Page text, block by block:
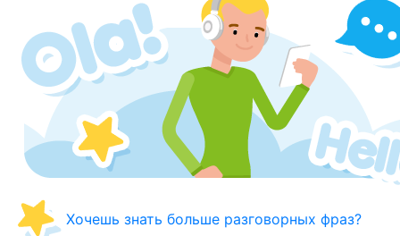
Хочешь знать больше разговорных фраз?